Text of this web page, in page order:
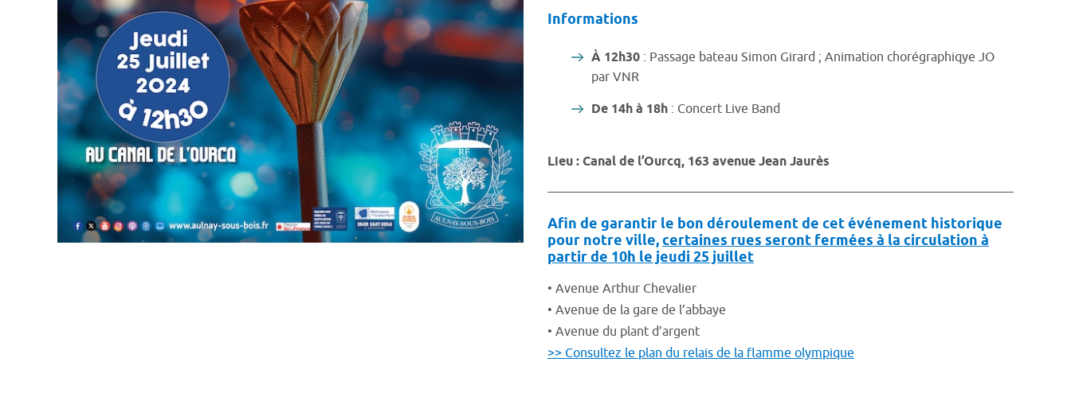
Informations
À 12h30 : Passage bateau Simon Girard ; Animation chorégraphiqye JO
par VNR
De 14h à 18h : Concert Live Band
Lieu : Canal de l’Ourcq, 163 avenue Jean Jaurès
Afin de garantir le bon déroulement de cet événement historique
pour notre ville,certaines rues seront fermées à la circulation à
partir de 10h le jeudi 25 juillet
• Avenue Arthur Chevalier
• Avenue de la gare de l’abbaye
• Avenue du plant d’argent
>> Consultez le plan du relais de la flamme olympique